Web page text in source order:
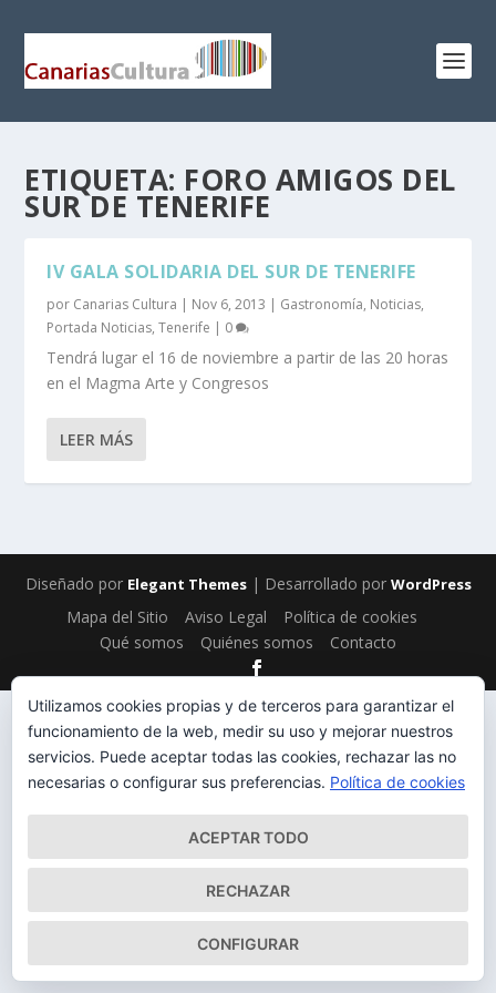
ETIQUETA: FORO AMIGOS DEL
SUR DE TENERIFE
IV GALA SOLIDARIA DEL SUR DE TENERIFE
por Canarias Cultura | Nov 6, 2013 | Gastronomía, Noticias,
Portada Noticias,Tenerife | 0
Tendrá lugar el 16 de noviembre a partir de las 20 horas
en el Magma Arte y Congresos
LEER MÁS
Diseñado por Elegant Themes| Desarrollado por WordPress
Mapa del Sitio Aviso Legal
Política de cookies
Qué somos
Quiénes somos Contacto
Utilizamos cookies propias y de terceros para garantizar el
funcionamiento de la web, medir su uso y mejorar nuestros
servicios. Puede aceptar todas las cookies, rechazar las no
necesarias o configurar sus preferencias. Política de cookies
ACEPTAR TODO
RECHAZAR
CONFIGURAR